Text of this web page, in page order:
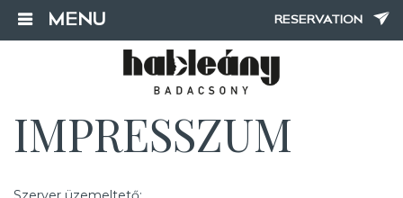
MENU RESERVATION
IMPRESSZUM